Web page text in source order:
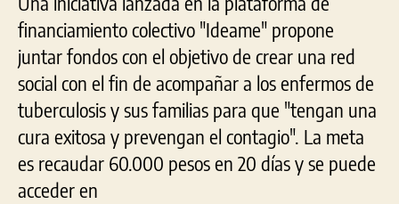
financiamiento colectivo "Ideame" propone
juntar fondos con el objetivo de crear una red
social con el fin de acompañar a los enfermos de
tuberculosis y sus familias para que "tengan una
cura exitosa y prevengan el contagio". La meta
es recaudar 60.000 pesos en 20 días y se puede
acceder en